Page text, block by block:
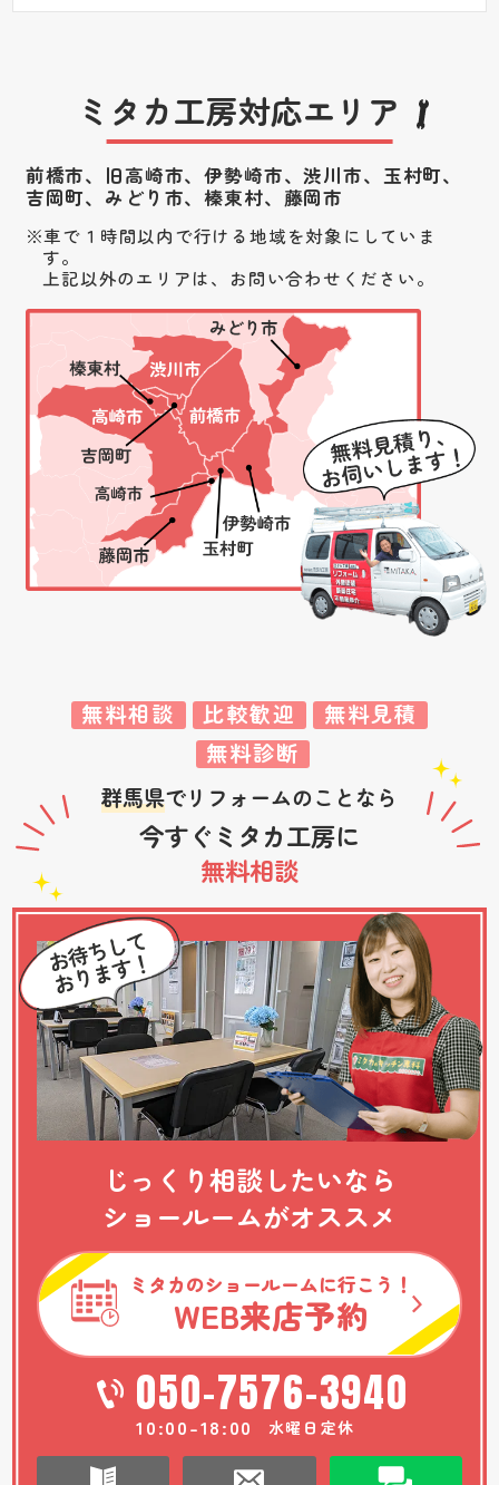
ミタカ工房対応エリア
前橋市、旧高崎市、伊勢崎市、渋川市、 玉村町、
吉岡町、みどり市、榛東村、藤岡市
車で１時間以内で行ける地域を対象にしていま
す。
上記以外のエリアは、お問い合わせください。
無料相談 比較歓迎
無料見積
無料診断
群馬県でリフォームのことなら
今すぐミタカ工房に
無料相談
じっくり相談したいなら
ショールームがオススメ
ミタカのショールームに行こう！
WEB来店予約
050-7576-3940
10:00-18:00 水曜日定休